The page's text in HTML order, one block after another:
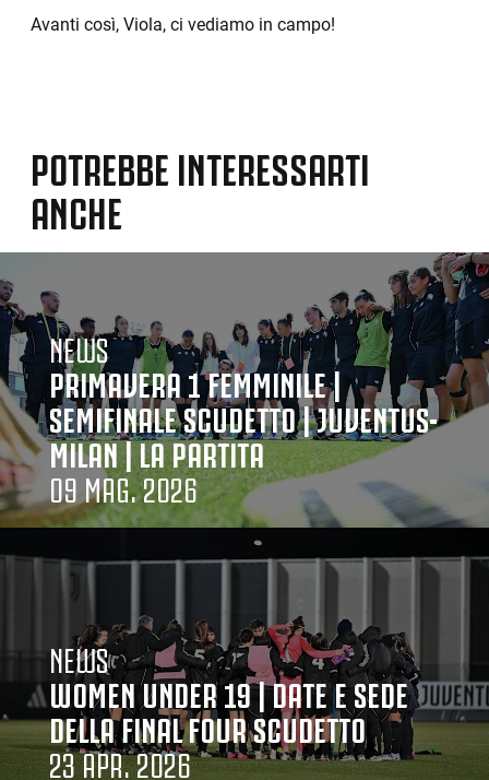
Avanti così, Viola, ci vediamo in campo!
POTREBBE INTERESSARTI
ANCHE
NEWS
PRIMAVERA 1 FEMMINILE |
SEMIFINALE SCUDETTO | JUVENTUS-
MILAN | LA PARTITA
09 MAG. 2026
NEWS
WOMEN UNDER 19 | DATE E SEDE
DELLA FINAL FOUR SCUDETTO
23 APR. 2026